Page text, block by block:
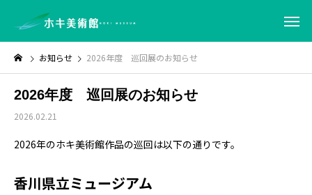
お知らせ 2026年度 巡回展のお知らせ
2026年度 巡回展のお知らせ
2026.02.21
2026年のホキ美術館作品の巡回は以下の通りです。
香川県立ミュージアム